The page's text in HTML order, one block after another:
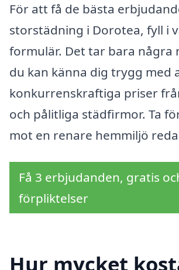
För att få de bästa
storstädning i Dorotea, fyll i
formulär. Det tar bara några
du kan känna dig trygg med
konkurrenskraftiga priser
och pålitliga städfirmor. Ta
mot en renare hemmiljö
Få 3 erbjudanden, gratis
förpliktelser
Hur mycket